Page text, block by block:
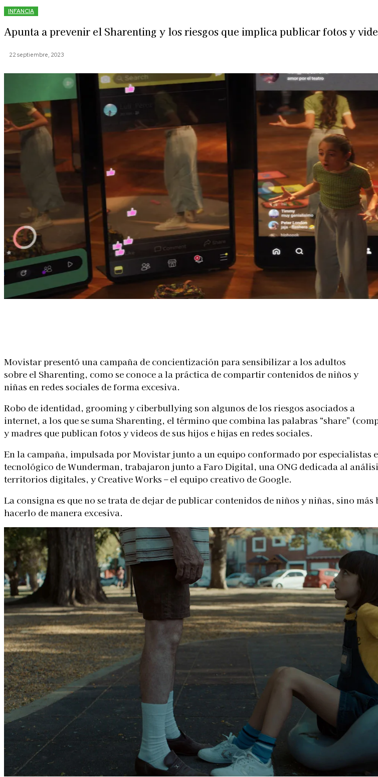
INFANCIA
Apunta a prevenir el Sharenting y los riesgos que implica publicar fotos y
22 septiembre, 2023
Movistar presentó una campaña de concientización para sensibilizar a los adultos
sobre el Sharenting, como se conoce a la práctica de compartir contenidos de niños y
niñas en redes sociales de forma excesiva.
Robo de identidad, grooming y ciberbullying son algunos de los riesgos asociados a
internet, a los que se suma Sharenting, el término que combina las palabras “share”
y madres que publican fotos y videos de sus hijos e hijas en redes sociales.
En la campaña, impulsada por Movistar junto a un equipo conformado por
tecnológico de Wunderman, trabajaron junto a Faro Digital, una ONG dedicada al
territorios digitales, y Creative Works – el equipo creativo de Google.
La consigna es que no se trata de dejar de publicar contenidos de niños y niñas, sino
hacerlo de manera excesiva.